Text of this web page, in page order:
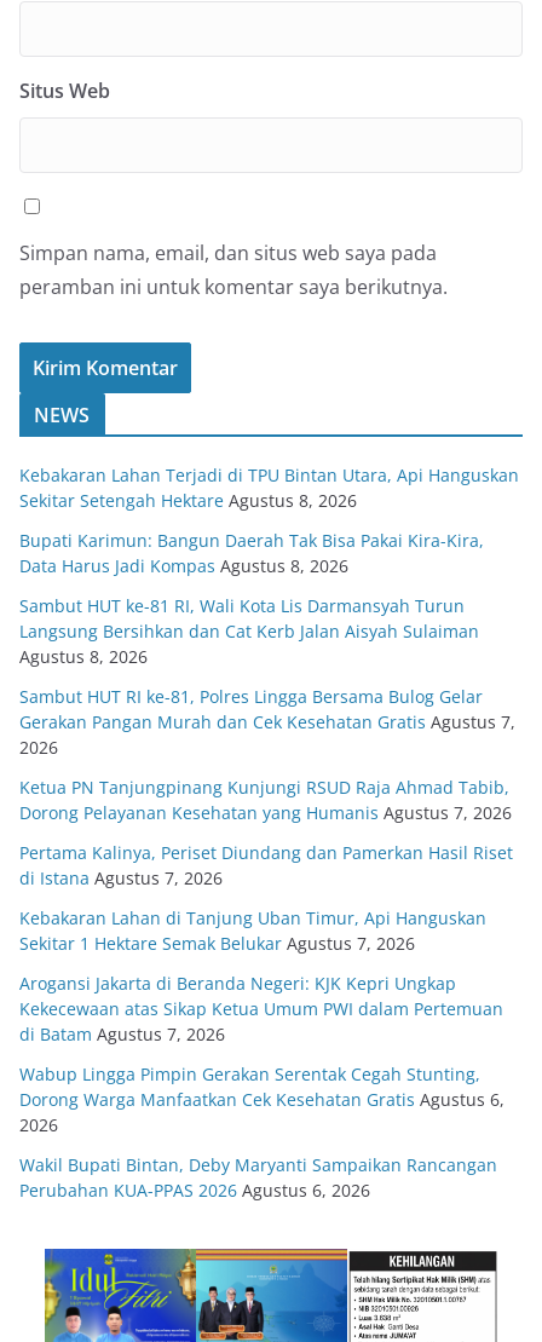
Situs Web
Simpan nama, email, dan situs web saya pada
peramban ini untuk komentar saya berikutnya.
NEWS
Kebakaran Lahan Terjadi di TPU Bintan Utara, Api Hanguskan
Sekitar Setengah Hektare Agustus 8, 2026
Bupati Karimun: Bangun Daerah Tak Bisa Pakai Kira-Kira,
Data Harus Jadi Kompas Agustus 8, 2026
Sambut HUT ke-81 RI, Wali Kota Lis Darmansyah Turun
Langsung Bersihkan dan Cat Kerb Jalan Aisyah Sulaiman
Agustus 8, 2026
Sambut HUT RI ke-81, Polres Lingga Bersama Bulog Gelar
Gerakan Pangan Murah dan Cek Kesehatan Gratis Agustus 7,
2026
Ketua PN Tanjungpinang Kunjungi RSUD Raja Ahmad Tabib,
Dorong Pelayanan Kesehatan yang Humanis Agustus 7, 2026
Pertama Kalinya, Periset Diundang dan Pamerkan Hasil Riset
di Istana Agustus 7, 2026
Kebakaran Lahan di Tanjung Uban Timur, Api Hanguskan
Sekitar 1 Hektare Semak Belukar Agustus 7, 2026
Arogansi Jakarta di Beranda Negeri: KJK Kepri Ungkap
Kekecewaan atas Sikap Ketua Umum PWI dalam Pertemuan
di Batam Agustus 7, 2026
Wabup Lingga Pimpin Gerakan Serentak Cegah Stunting,
Dorong Warga Manfaatkan Cek Kesehatan Gratis Agustus 6,
2026
Wakil Bupati Bintan, Deby Maryanti Sampaikan Rancangan
Perubahan KUA-PPAS 2026 Agustus 6, 2026